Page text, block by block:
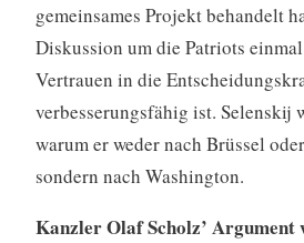
gemeinsames Projekt behandelt
Diskussion um die Patriots
Vertrauen in die
verbesserungsfähig ist. Selenskij
warum er weder nach Brüssel
sondern nach Washington.
Kanzler Olaf Scholz’ Argument